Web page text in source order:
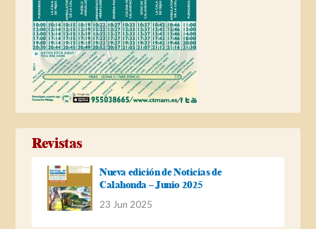
Revistas
Nueva edición de Noticias de
Calahonda – Junio 2025
23 Jun 2025